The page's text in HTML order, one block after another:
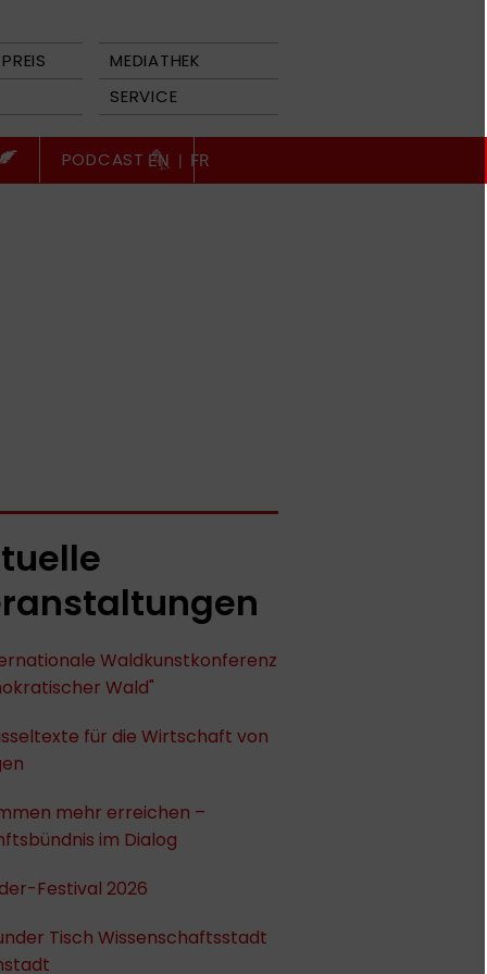
MEDIATHEK
SERVICE
PODCAST EN | FR
Waldkunstkonferenz
Wald"
für die Wirtschaft von
mehr erreichen –
im Dialog
Festival 2026
Tisch Wissenschaftsstadt